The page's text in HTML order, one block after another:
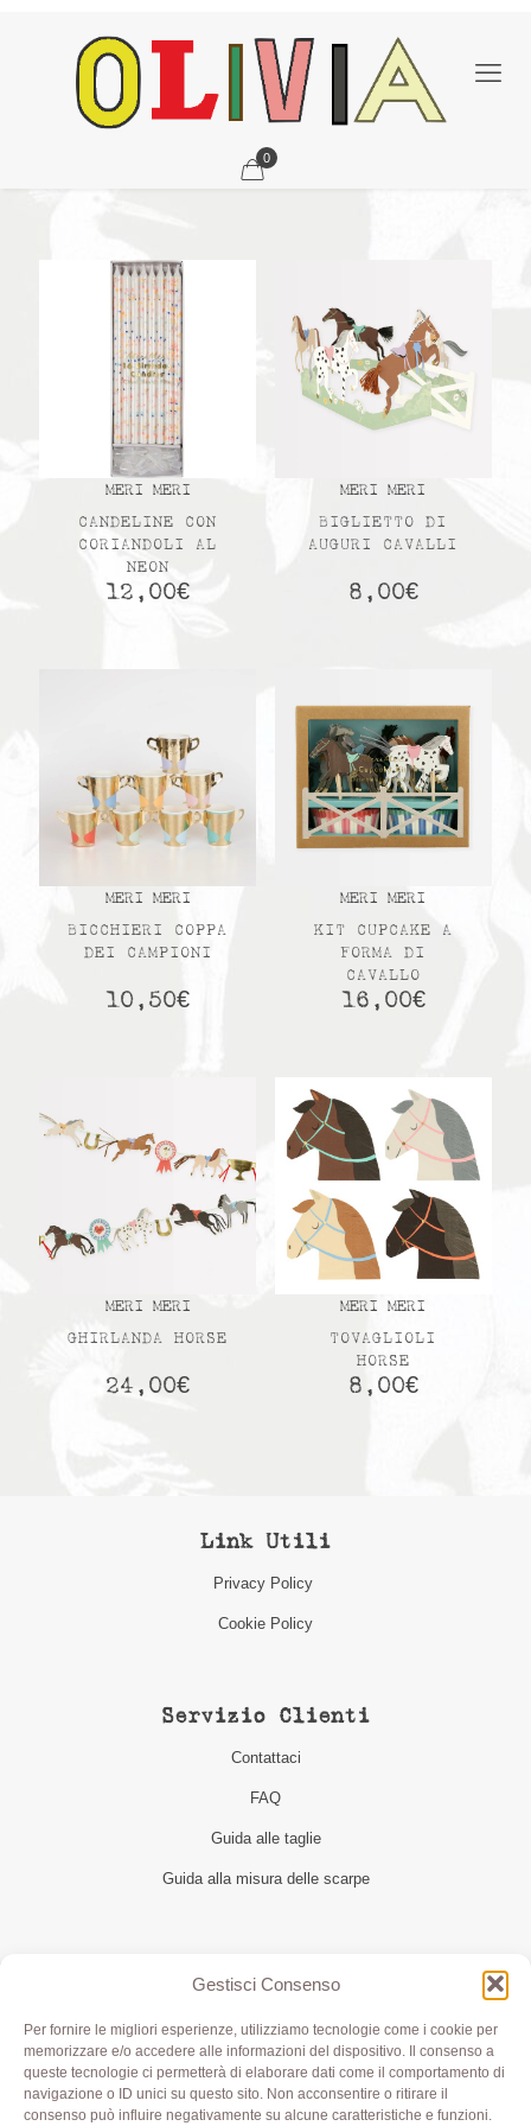
Gestisci Consenso
Per fornire le migliori esperienze, utilizziamo tecnologie come i cookie per
memorizzare e/o accedere alle informazioni del dispositivo. Il consenso a
queste tecnologie ci permetterà di elaborare dati come il comportamento di
navigazione o ID unici su questo sito. Non acconsentire o ritirare il
consenso può influire negativamente su alcune caratteristiche e funzioni.
0
MERI MERI
CANDELINE CON
CORIANDOLI AL
NEON
12,00€
MERI MERI
BIGLIETTO DI
AUGURI CAVALLI
8,00€
MERI MERI
BICCHIERI COPPA
DEI CAMPIONI
10,50€
MERI MERI
KIT CUPCAKE A
FORMA DI
CAVALLO
16,00€
MERI MERI
GHIRLANDA HORSE
24,00€
MERI MERI
TOVAGLIOLI
HORSE
8,00€
Link Utili
Privacy Policy
Cookie Policy
Servizio Clienti
Contattaci
FAQ
Guida alle taglie
Guida alla misura delle scarpe
Seguici